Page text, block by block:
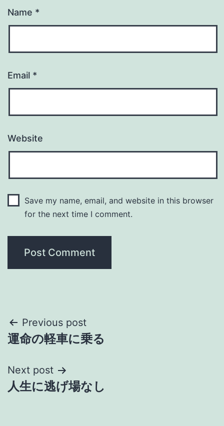
Name *
Email *
Website
Save my name, email, and website in this browser
for the next time I comment.
Post
navigation
Previous post
運命の軽車に乗る
Next post
人生に逃げ場なし